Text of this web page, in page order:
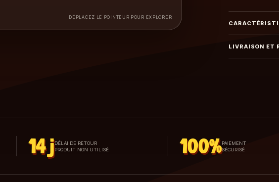
DÉPLACEZ LE POINTEUR POUR EXPLORER
LIVRAISON ET
14 jDÉLAI DE RETOUR
PRODUIT NON UTILISÉ
100%PAIEMENT
SÉCURISÉ